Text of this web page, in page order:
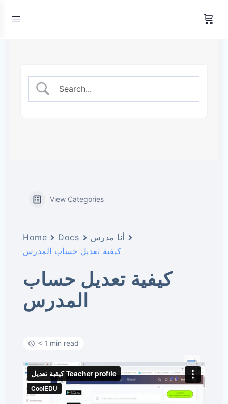
View Categories
Home Docs
أنا مدرس
كيفية تعديل حساب المدرس
كيفية تعديل حساب
المدرس
< 1 min read